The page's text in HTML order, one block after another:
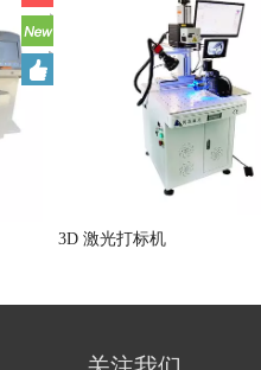
3D 激光打标机